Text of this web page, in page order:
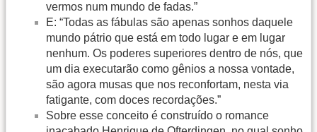
vermos num mundo de fadas.”
E: “Todas as fábulas são apenas sonhos daquele
mundo pátrio que está em todo lugar e em lugar
nenhum. Os poderes superiores dentro de nós, que
um dia executarão como gênios a nossa vontade,
são agora musas que nos reconfortam, nesta via
fatigante, com doces recordações.”
Sobre esse conceito é construído o romance